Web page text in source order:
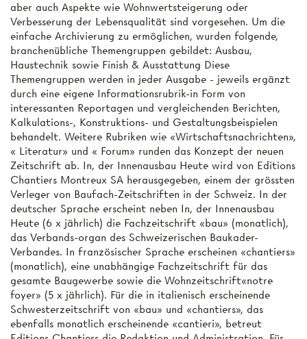
aber auch Aspekte wie Wohnwertsteigerung oder
Verbesserung der Lebensqualität sind vorgesehen. Um die
einfache Archivierung zu ermöglichen, wurden folgende,
branchenübliche Themengruppen gebildet: Ausbau,
Haustechnik sowie Finish & Ausstattung Diese
Themengruppen werden in jeder Ausgabe - jeweils ergänzt
durch eine eigene Informationsrubrik-in Form von
interessanten Reportagen und vergleichenden Berichten,
Kalkulations-, Konstruktions- und Gestaltungsbeispielen
behandelt. Weitere Rubriken wie «Wirtschaftsnachrichten»,
« Literatur» und « Forum» runden das Konzept der neuen
Zeitschrift ab. In, der Innenausbau Heute wird von Editions
Chantiers Montreux SA herausgegeben, einem der grössten
Verleger von Baufach-Zeitschriften in der Schweiz. In der
deutscher Sprache erscheint neben In, der Innenausbau
Heute (6 x jährlich) die Fachzeitschrift «bau» (monatlich),
das Verbands-organ des Schweizerischen Baukader-
Verbandes. In französischer Sprache erscheinen «chantiers»
(monatlich), eine unabhängige Fachzeitschrift für das
gesamte Baugewerbe sowie die Wohnzeitschrift«notre
foyer» (5 x jährlich). Für die in italienisch erscheinende
Schwesterzeitschrift von «bau» und «chantiers», das
ebenfalls monatlich erscheinende «cantieri», betreut